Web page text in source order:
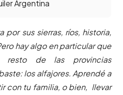
Argentina
por sus sierras, ríos, historia,
hay algo en particular que
de las provincias
los alfajores. Aprendé a
con tu familia, o bien, llevar